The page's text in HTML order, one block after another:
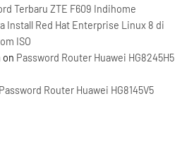
Terbaru ZTE F609 Indihome
Install Red Hat Enterprise Linux 8 di
ISO
on Password Router Huawei HG8245H5
Password Router Huawei HG8145V5